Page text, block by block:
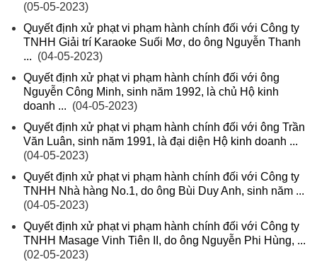
(05-05-2023)
Quyết định xử phạt vi phạm hành chính đối với Công ty
TNHH Giải trí Karaoke Suối Mơ, do ông Nguyễn Thanh
... (04-05-2023)
Quyết định xử phạt vi phạm hành chính đối với ông
Nguyễn Công Minh, sinh năm 1992, là chủ Hộ kinh
doanh ... (04-05-2023)
Quyết định xử phạt vi phạm hành chính đối với ông Trần
Văn Luân, sinh năm 1991, là đại diện Hộ kinh doanh ...
(04-05-2023)
Quyết định xử phạt vi phạm hành chính đối với Công ty
TNHH Nhà hàng No.1, do ông Bùi Duy Anh, sinh năm ...
(04-05-2023)
Quyết định xử phạt vi phạm hành chính đối với Công ty
TNHH Masage Vinh Tiên II, do ông Nguyễn Phi Hùng, ...
(02-05-2023)